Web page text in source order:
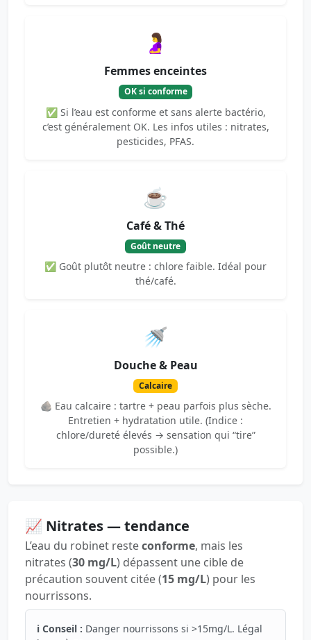
🤰
Femmes enceintes
OK si conforme
✅ Si l’eau est conforme et sans alerte bactério,
c’est généralement OK. Les infos utiles : nitrates,
pesticides, PFAS.
☕
Café & Thé
Goût neutre
✅ Goût plutôt neutre : chlore faible. Idéal pour
thé/café.
🚿
Douche & Peau
Calcaire
🪨 Eau calcaire : tartre + peau parfois plus sèche.
Entretien + hydratation utile. (Indice :
chlore/dureté élevés → sensation qui “tire”
possible.)
📈 Nitrates — tendance
L’eau du robinet resteconforme, mais les
nitrates (30 mg/L) dépassent une cible de
précaution souvent citée (15 mg/L) pour les
nourrissons.
ℹ️ Conseil : Danger nourrissons si >15mg/L. Légal